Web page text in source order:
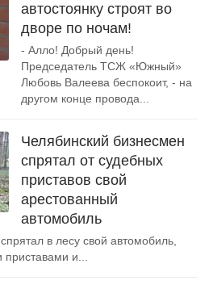
автостоянку строят во
дворе по ночам!
- Алло! Добрый день!
Председатель ТСЖ «Южный»
Любовь Валеева беспокоит, - на
другом конце провода...
Челябинский бизнесмен
спрятал от судебных
приставов свой
арестованный
автомобиль
в лесу свой автомобиль,
и...